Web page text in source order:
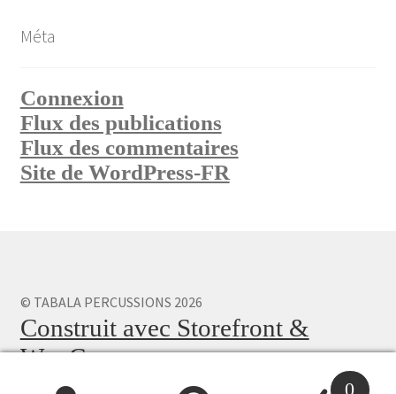
Méta
Connexion
Flux des publications
Flux des commentaires
Site de WordPress-FR
© TABALA PERCUSSIONS 2026
Construit avec Storefront &
WooCommerce
0